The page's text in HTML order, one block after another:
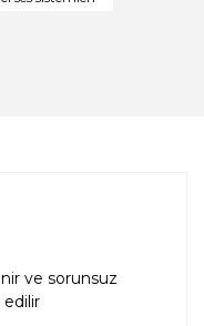
ve sorunsuz